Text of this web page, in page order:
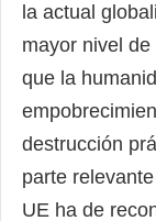
la actual
mayor nivel
que la
destrucción
parte
UE ha de